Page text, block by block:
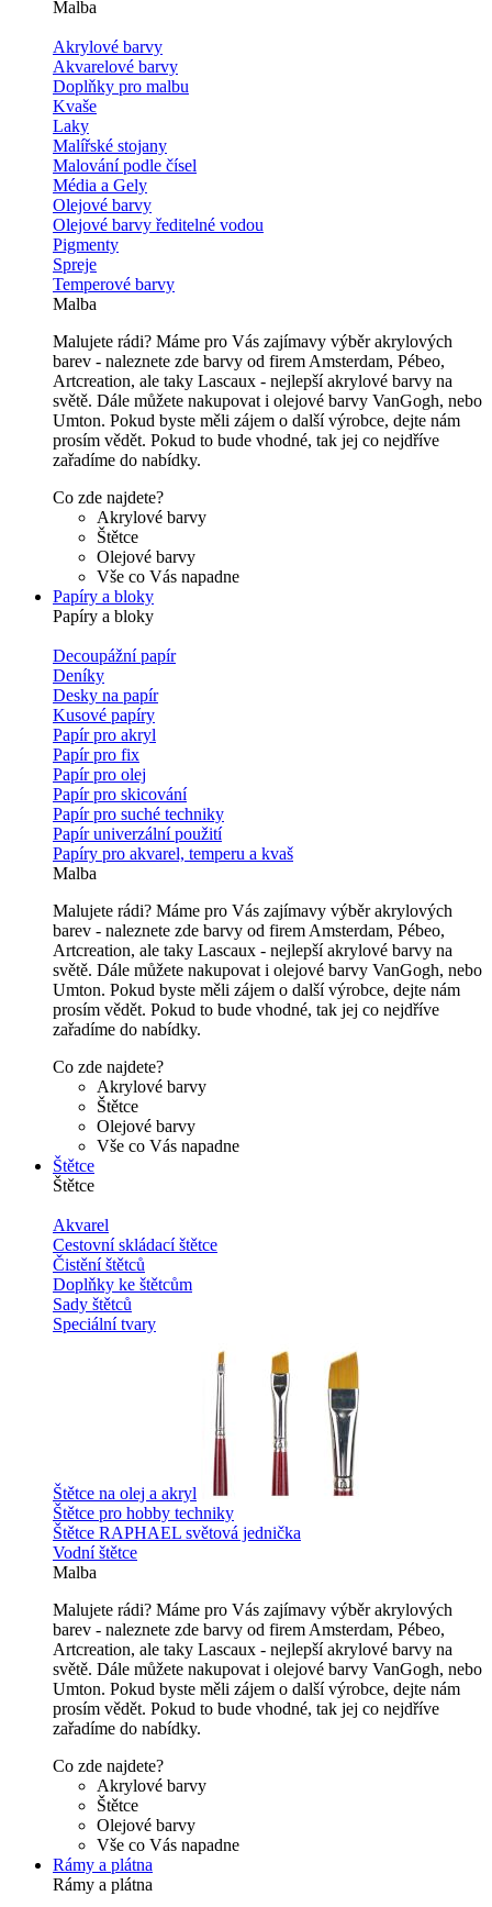
Malba
Akrylové barvy
Akvarelové barvy
Doplňky pro malbu
Kvaše
Laky
Malířské stojany
Malování podle čísel
Média a Gely
Olejové barvy
Olejové barvy ředitelné vodou
Pigmenty
Spreje
Temperové barvy
Malba
Malujete rádi? Máme pro Vás zajímavy výběr akrylových
barev - naleznete zde barvy od firem Amsterdam, Pébeo,
Artcreation, ale taky Lascaux - nejlepší akrylové barvy na
světě. Dále můžete nakupovat i olejové barvy VanGogh, nebo
Umton. Pokud byste měli zájem o další výrobce, dejte nám
prosím vědět. Pokud to bude vhodné, tak jej co nejdříve
zařadíme do nabídky.
Co zde najdete?
Akrylové barvy
Štětce
Olejové barvy
Vše co Vás napadne
Papíry a bloky
Papíry a bloky
Decoupážní papír
Deníky
Desky na papír
Kusové papíry
Papír pro akryl
Papír pro fix
Papír pro olej
Papír pro skicování
Papír pro suché techniky
Papír univerzální použití
Papíry pro akvarel, temperu a kvaš
Malba
Malujete rádi? Máme pro Vás zajímavy výběr akrylových
barev - naleznete zde barvy od firem Amsterdam, Pébeo,
Artcreation, ale taky Lascaux - nejlepší akrylové barvy na
světě. Dále můžete nakupovat i olejové barvy VanGogh, nebo
Umton. Pokud byste měli zájem o další výrobce, dejte nám
prosím vědět. Pokud to bude vhodné, tak jej co nejdříve
zařadíme do nabídky.
Co zde najdete?
Akrylové barvy
Štětce
Olejové barvy
Vše co Vás napadne
Štětce
Štětce
Akvarel
Cestovní skládací štětce
Čistění štětců
Doplňky ke štětcům
Sady štětců
Speciální tvary
Štětce na olej a akryl
Štětce pro hobby techniky
Štětce RAPHAEL světová jednička
Vodní štětce
Malba
Malujete rádi? Máme pro Vás zajímavy výběr akrylových
barev - naleznete zde barvy od firem Amsterdam, Pébeo,
Artcreation, ale taky Lascaux - nejlepší akrylové barvy na
světě. Dále můžete nakupovat i olejové barvy VanGogh, nebo
Umton. Pokud byste měli zájem o další výrobce, dejte nám
prosím vědět. Pokud to bude vhodné, tak jej co nejdříve
zařadíme do nabídky.
Co zde najdete?
Akrylové barvy
Štětce
Olejové barvy
Vše co Vás napadne
Rámy a plátna
Rámy a plátna